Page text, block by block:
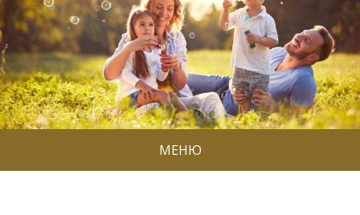
МЕНЮ